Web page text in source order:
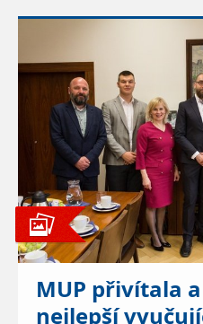
MUP přivítala
nejlepší